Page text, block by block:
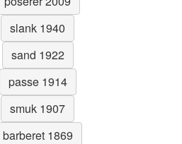
slank 1940
sand 1922
passe 1914
smuk 1907
barberet 1869